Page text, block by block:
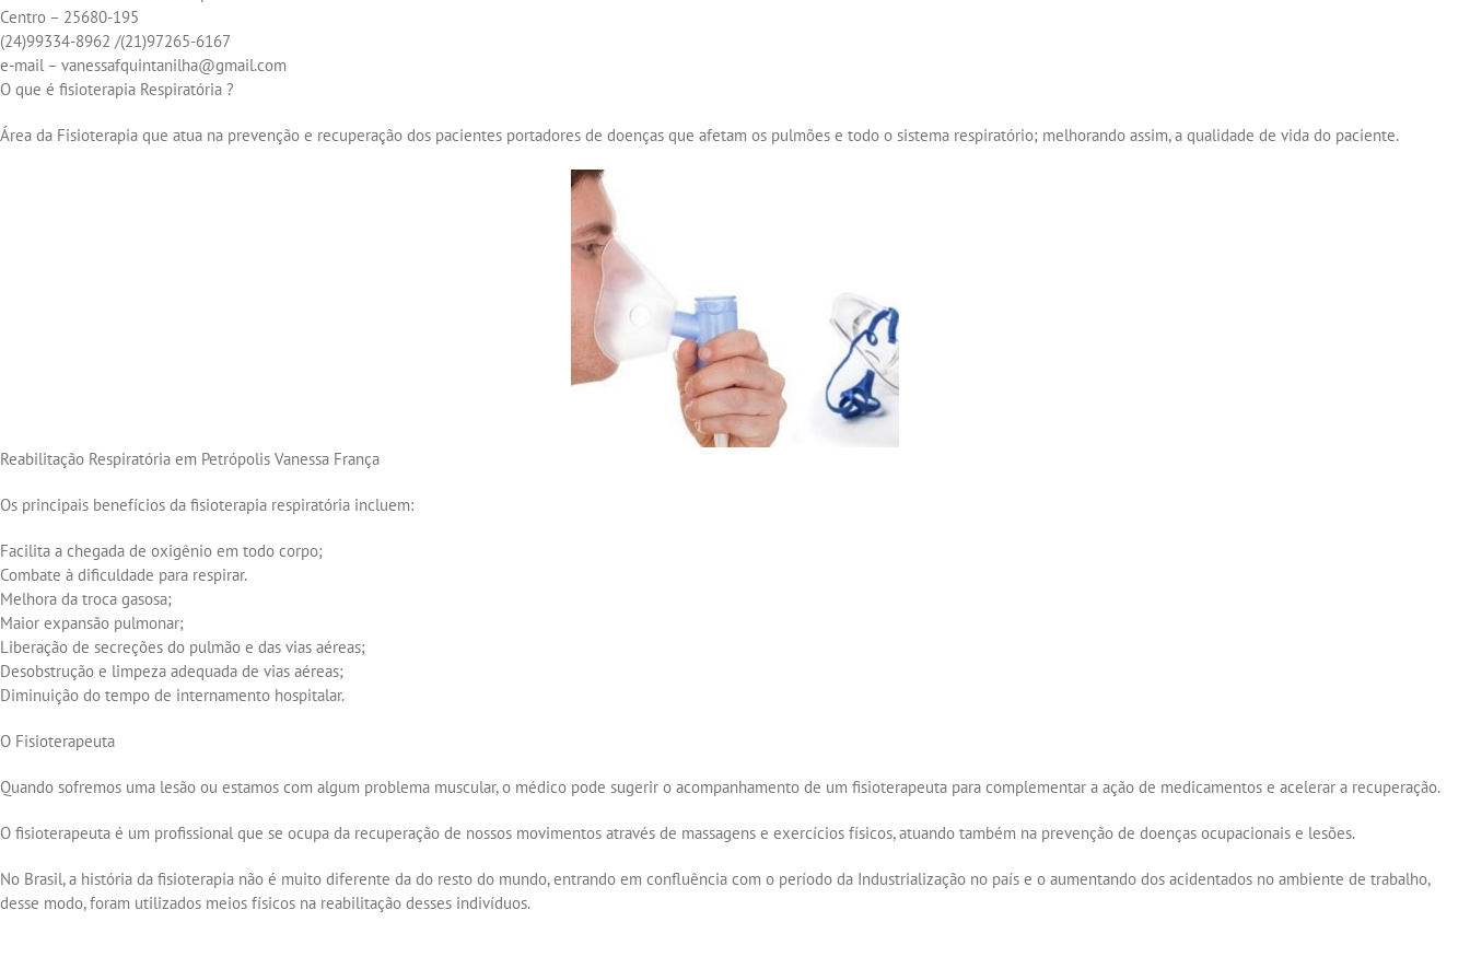
Centro – 25680-195
(24)99334-8962 /(21)97265-6167
e-mail – vanessafquintanilha@gmail.com
O que é fisioterapia Respiratória ?
Área da Fisioterapia que atua na prevenção e recuperação dos pacientes portadores de doenças que afetam os pulmões e todo o sistema respiratório; melhorando assim, a qualidade de vida do paciente.
Reabilitação Respiratória em Petrópolis Vanessa França
Os principais benefícios da fisioterapia respiratória incluem:
Facilita a chegada de oxigênio em todo corpo;
Combate à dificuldade para respirar.
Melhora da troca gasosa;
Maior expansão pulmonar;
Liberação de secreções do pulmão e das vias aéreas;
Desobstrução e limpeza adequada de vias aéreas;
Diminuição do tempo de internamento hospitalar.
O Fisioterapeuta
Quando sofremos uma lesão ou estamos com algum problema muscular, o médico pode sugerir o acompanhamento de um fisioterapeuta para complementar a ação de medicamentos e acelerar a recuperação.
O fisioterapeuta é um profissional que se ocupa da recuperação de nossos movimentos através de massagens e exercícios físicos, atuando também na prevenção de doenças ocupacionais e lesões.
No Brasil, a história da fisioterapia não é muito diferente da do resto do mundo, entrando em confluência com o período da Industrialização no país e o aumentando dos acidentados no ambiente de trabalho,
desse modo, foram utilizados meios físicos na reabilitação desses indivíduos.